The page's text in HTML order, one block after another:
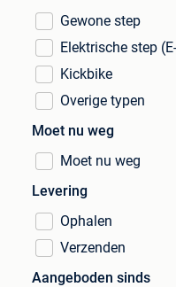
Gewone step
Elektrische step
Kickbike
Overige typen
Moet nu weg
Moet nu weg
Levering
Ophalen
Verzenden
Aangeboden sinds